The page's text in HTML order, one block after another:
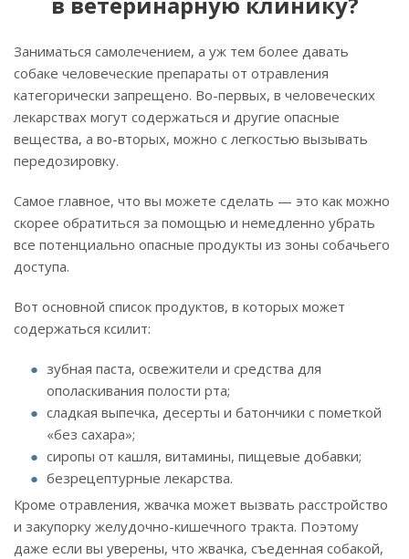
Заниматься самолечением, а уж тем более давать
собаке человеческие препараты от отравления
категорически запрещено. Во-первых, в человеческих
лекарствах могут содержаться и другие опасные
вещества, а во-вторых, можно с легкостью вызывать
передозировку.
Самое главное, что вы можете сделать — это как можно
скорее обратиться за помощью и немедленно убрать
все потенциально опасные продукты из зоны собачьего
доступа.
Вот основной список продуктов, в которых может
содержаться ксилит:
зубная паста, освежители и средства для
ополаскивания полости рта;
сладкая выпечка, десерты и батончики с пометкой
«без сахара»;
сиропы от кашля, витамины, пищевые добавки;
безрецептурные лекарства.
Кроме отравления, жвачка может вызвать расстройство
и закупорку желудочно-кишечного тракта. Поэтому
даже если вы уверены, что жвачка, съеденная собакой,